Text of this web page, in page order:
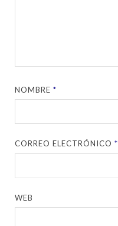
NOMBRE*
CORREO ELECTRÓNICO*
WEB